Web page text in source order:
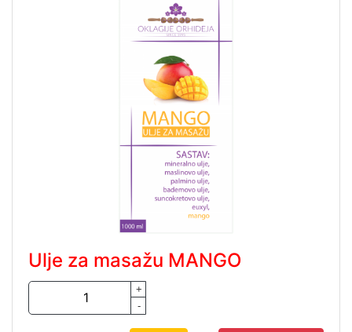
Ulje za masažu MANGO
+
-